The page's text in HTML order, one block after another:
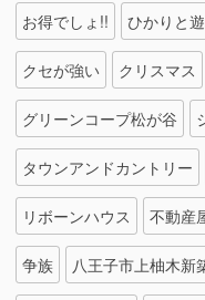
お得でしょ!! ひかりと
クセが強い クリスマス
グリーンコープ松が谷
タウンアンドカントリー
リボーンハウス 不動産
争族 八王子市上柚木新